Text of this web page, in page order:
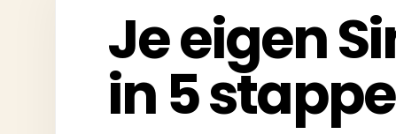
Je eigen
in 5